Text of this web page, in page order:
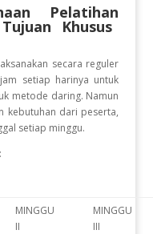
Pelatihan
Khusus
secara reguler
setiap harinya untuk
metode daring. Namun
kebutuhan dari peserta,
setiap minggu.
MINGGU
II
MINGGU
III